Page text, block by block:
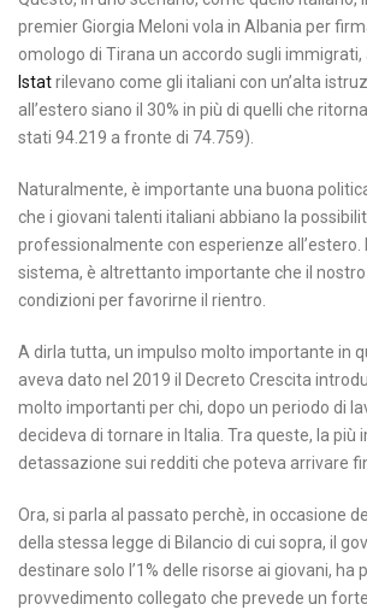
premier Giorgia Meloni vola in Albania per
omologo di Tirana un accordo sugli
Istatrilevano come gli italiani con un’alta
all’estero siano il 30% in più di quelli che
stati 94.219 a fronte di 74.759).
Naturalmente, è importante una buona
che i giovani talenti italiani abbiano la
professionalmente con esperienze all’estero.
sistema, è altrettanto importante che il nostro
condizioni per favorirne il rientro.
A dirla tutta, un impulso molto importante in
aveva dato nel 2019 il Decreto Crescita
molto importanti per chi, dopo un periodo di
decideva di tornare in Italia. Tra queste, la più
detassazione sui redditi che poteva arrivare
Ora, si parla al passato perchè, in occasione
della stessa legge di Bilancio di cui sopra, il
destinare solo l’1% delle risorse ai giovani, ha
provvedimento collegato che prevede un forte